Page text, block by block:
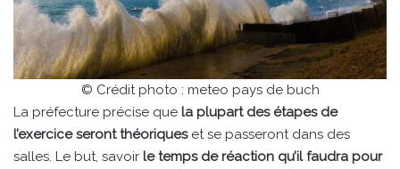
© Crédit photo : meteo pays de buch
La préfecture précise que la plupart des étapes de
l’exercice seront théoriqueset se passeront dans des
salles. Le but, savoir le temps de réaction qu’il faudra pour